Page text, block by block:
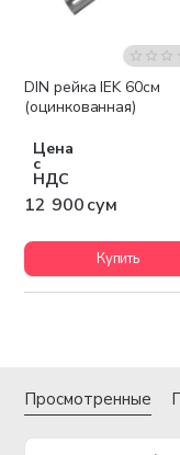
DIN рейка IEK 60см
(оцинкованная)
Цена
с
НДС
12 900 сум
Купить
Просмотренные